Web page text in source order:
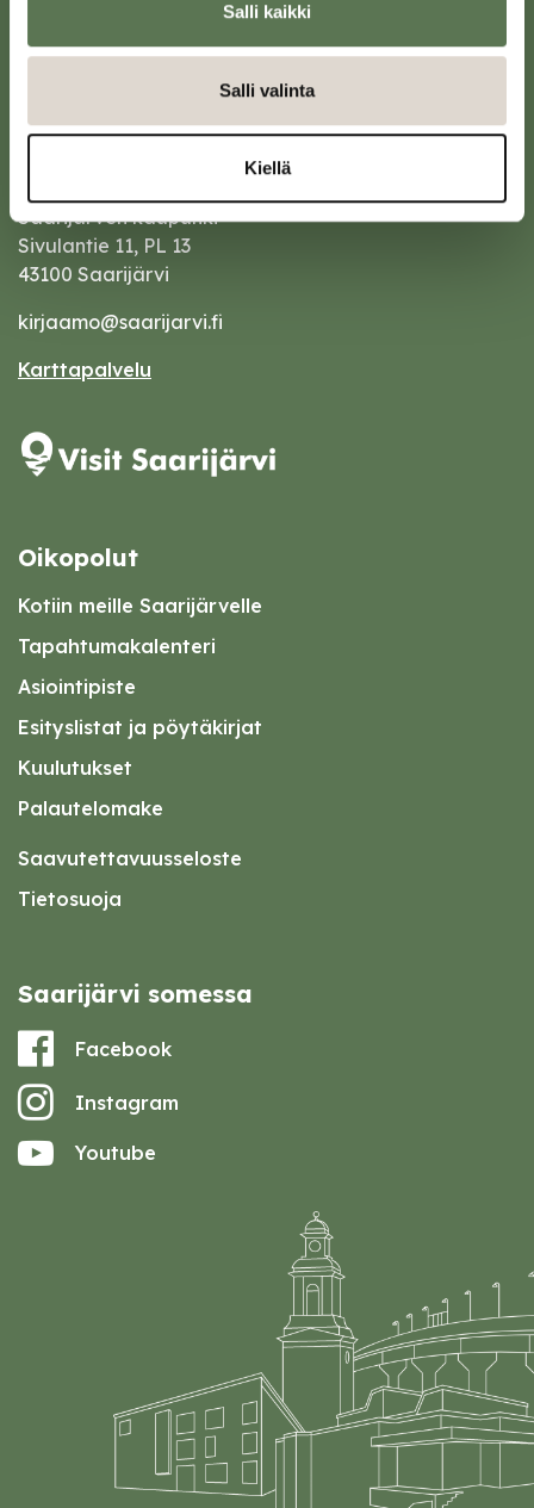
Salli kaikki
Salli valinta
Kiellä
Saarijärven kaupunki
Sivulantie 11, PL 13
43100 Saarijärvi
kirjaamo@saarijarvi.fi
Karttapalvelu
Oikopolut
Kotiin meille Saarijärvelle
Tapahtumakalenteri
Asiointipiste
Esityslistat ja pöytäkirjat
Kuulutukset
Palautelomake
Saavutettavuusseloste
Tietosuoja
Saarijärvi somessa
Facebook
Instagram
Youtube